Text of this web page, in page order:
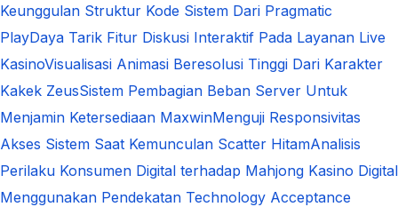
Keunggulan Struktur Kode Sistem Dari Pragmatic
PlayDaya Tarik Fitur Diskusi Interaktif Pada Layanan Live
KasinoVisualisasi Animasi Beresolusi Tinggi Dari Karakter
Kakek ZeusSistem Pembagian Beban Server Untuk
Menjamin Ketersediaan MaxwinMenguji Responsivitas
Akses Sistem Saat Kemunculan Scatter HitamAnalisis
Perilaku Konsumen Digital terhadap Mahjong Kasino Digital
Menggunakan Pendekatan Technology Acceptance